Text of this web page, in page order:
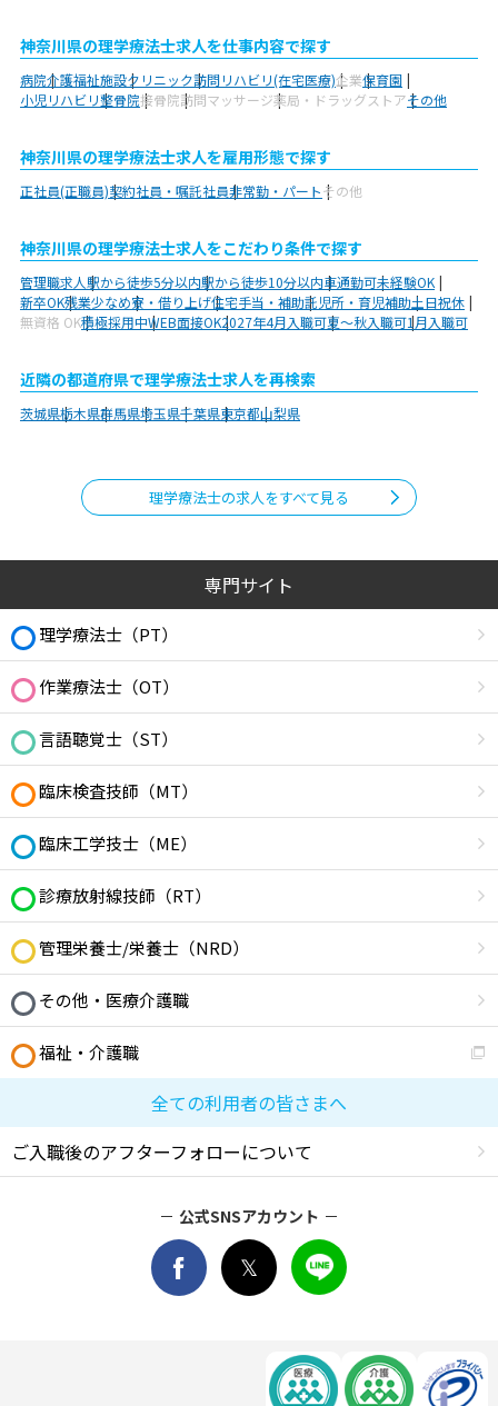
神奈川県の理学療法士求人を仕事内容で探す
病院介護福祉施設クリニック訪問リハビリ(在宅医療)企業保育園
小児リハビリ整骨院接骨院訪問マッサージ薬局・ドラッグストアその他
神奈川県の理学療法士求人を雇用形態で探す
正社員(正職員)契約社員・嘱託社員非常勤・パートその他
神奈川県の理学療法士求人をこだわり条件で探す
管理職求人駅から徒歩5分以内駅から徒歩10分以内車通勤可未経験OK
新卒OK残業少なめ寮・借り上げ住宅手当・補助託児所・育児補助土日祝休
無資格 OK積極採用中WEB面接OK2027年4月入職可夏～秋入職可1月入職可
近隣の都道府県で理学療法士求人を再検索
茨城県栃木県群馬県埼玉県千葉県東京都山梨県
理学療法士の求人をすべて見る
専門サイト
理学療法士（PT）
作業療法士（OT）
言語聴覚士（ST）
臨床検査技師（MT）
臨床工学技士（ME）
診療放射線技師（RT）
管理栄養士/栄養士（NRD）
その他・医療介護職
福祉・介護職
全ての利用者の皆さまへ
ご入職後のアフターフォローについて
公式SNSアカウント